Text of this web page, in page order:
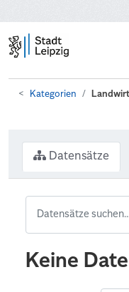
Kategorien
Datensätze
Keine